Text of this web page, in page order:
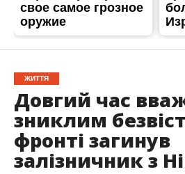
ЖИТТЯ
Довгий час
зниклим
фронті загинув
залізничник з